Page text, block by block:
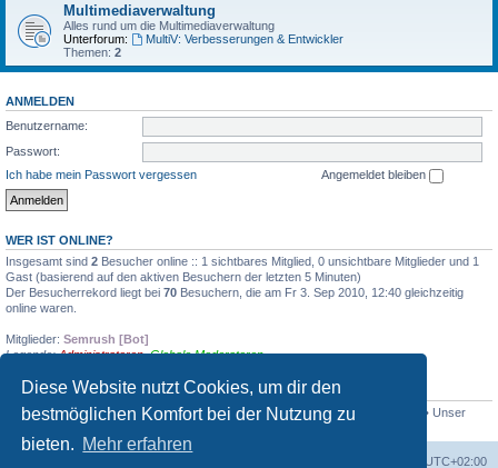
Diese Website nutzt Cookies, um dir den
bestmöglichen Komfort bei der Nutzung zu
bieten. Mehr erfahren
Multimediaverwaltung
Alles rund um die Multimediaverwaltung
Unterforum:
MultiV: Verbesserungen & Entwickler
Themen: 2
ANMELDEN
Benutzername:
Passwort:
Ich habe mein Passwort vergessen
Angemeldet bleiben
WER IST ONLINE?
Insgesamt sind 2 Besucher online :: 1 sichtbares Mitglied, 0 unsichtbare Mitglieder und 1
Gast (basierend auf den aktiven Besuchern der letzten 5 Minuten)
Der Besucherrekord liegt bei 70 Besuchern, die am Fr 3. Sep 2010, 12:40 gleichzeitig
online waren.
Mitglieder: Semrush [Bot]
Legende:Administratoren,Globale Moderatoren
STATISTIK
Beiträge insgesamt2375 • Themen insgesamt360 • Mitglieder insgesamt
• Unser
neuestes Mitglied:
UTC+02:00